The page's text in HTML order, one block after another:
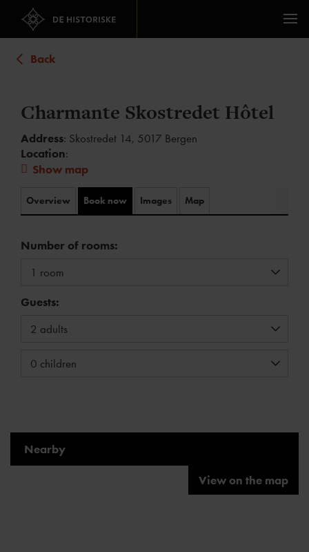
Back
Charmante Skostredet Hôtel
Address: Skostredet 14, 5017 Bergen
Location:
Show map
Overview Book now Images Map
Number of rooms:
Guests:
Nearby
View on the map